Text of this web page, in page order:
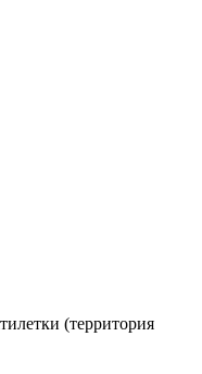
(территория